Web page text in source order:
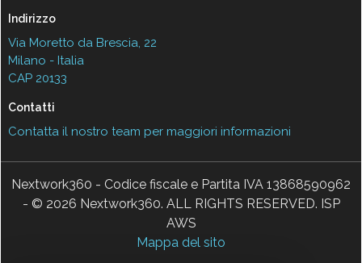
Indirizzo
Via Moretto da Brescia, 22
Milano - Italia
CAP 20133
Contatti
Contatta il nostro team per maggiori informazioni
Nextwork360 - Codice fiscale e Partita IVA 13868590962
- © 2026 Nextwork360. ALL RIGHTS RESERVED. ISP
AWS
Mappa del sito